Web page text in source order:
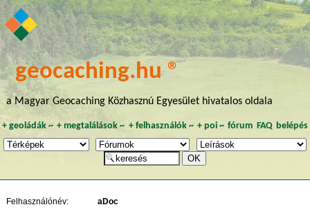
geocaching.hu ®
a Magyar Geocaching Közhasznú Egyesület hivatalos oldala
+ geoládák~ +megtalálások ~ + felhasználók~ + poi~ fórum FAQ belépés
Felhasználónév: aDoc